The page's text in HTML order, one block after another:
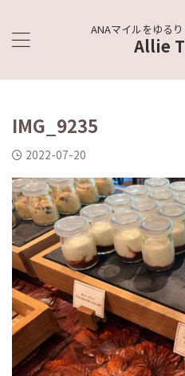
ANAマイルをゆる
Allie
IMG_9235
2022-07-20